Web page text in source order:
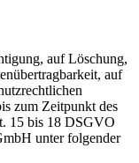
auf Löschung,
auf
zum Zeitpunkt des
15 bis 18 DSGVO
unter folgender